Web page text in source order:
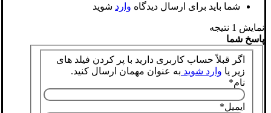
شما باید برای ارسال دیدگاه وارد شوید
نمایش 1 نتیجه
پاسخ شما
اگر قبلاً حساب کاربری دارید با پر کردن فیلد های
زیر یا وارد شوید به عنوان مهمان ارسال کنید.
نام*
ایمیل*